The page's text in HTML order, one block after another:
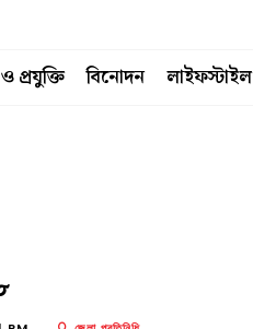
প্রযুক্তি বিনোদন লাইফস্টাইল